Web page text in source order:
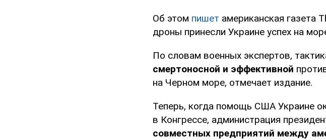
Об этом пишет американская газета
дроны принесли Украине успех на
По словам военных экспертов,
смертоносной и эффективной
на Черном море, отмечает издание.
Теперь, когда помощь США Украине
в Конгрессе, администрация
совместных предприятий между